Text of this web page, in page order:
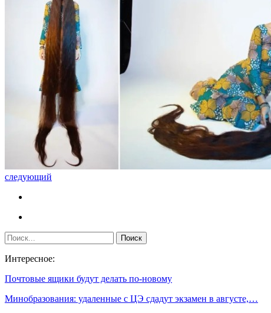
следующий
Интересное:
Почтовые ящики будут делать по-новому
Минобразования: удаленные с ЦЭ сдадут экзамен в августе,…